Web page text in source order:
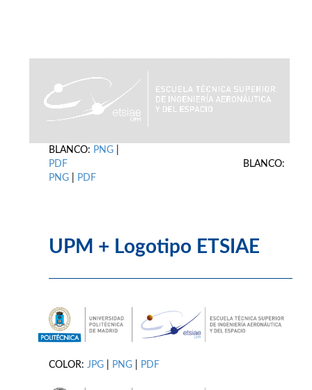
BLANCO: PNG
PDF BLANCO:
PNG
PDF
UPM + Logotipo ETSIAE
COLOR: JPG PNG PDF